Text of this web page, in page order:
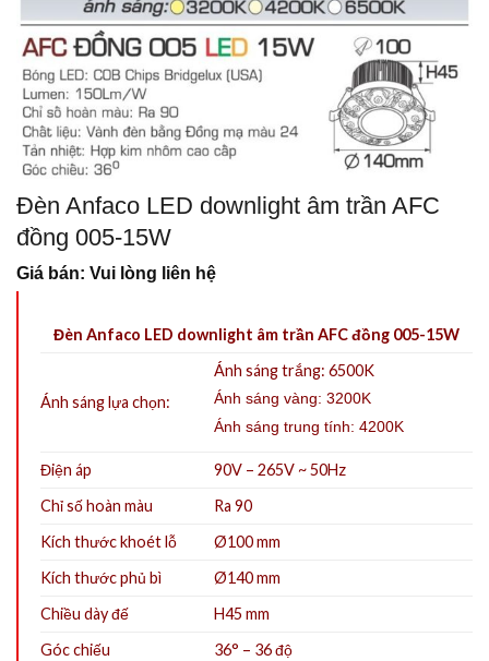
Đèn Anfaco LED downlight âm trần AFC
đồng 005-15W
Giá bán: Vui lòng liên hệ
Đèn Anfaco LED downlight âm trần AFC đồng 005-15W
Ánh sáng lựa chọn:
Ánh sáng trắng: 6500K
Ánh sáng vàng: 3200K
Ánh sáng trung tính: 4200K
Điện áp
90V – 265V ~ 50Hz
Chỉ số hoàn màu
Ra 90
Kích thước khoét lỗ
Ø100mm
Kích thước phủ bì
Ø140 mm
Chiều dày đế
H45 mm
Góc chiếu
36° – 36 độ